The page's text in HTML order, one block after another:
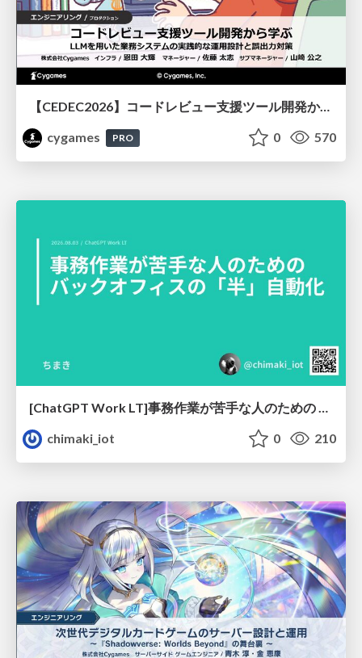
【CEDEC2026】コードレビュー支援ツール開発から学ぶ：LLMを用いた業務システムの実践的な運用設計と誤出力対策
cygames
PRO 0 570
chimaki_iot
0 210